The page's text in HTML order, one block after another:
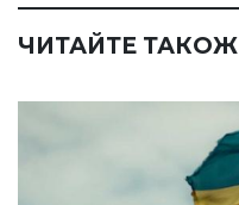
ЧИТАЙТЕ ТАКОЖ